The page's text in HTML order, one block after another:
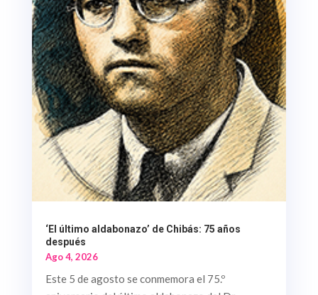
‘El último aldabonazo’ de Chibás: 75 años
después
Ago 4, 2026
Este 5 de agosto se conmemora el 75.º